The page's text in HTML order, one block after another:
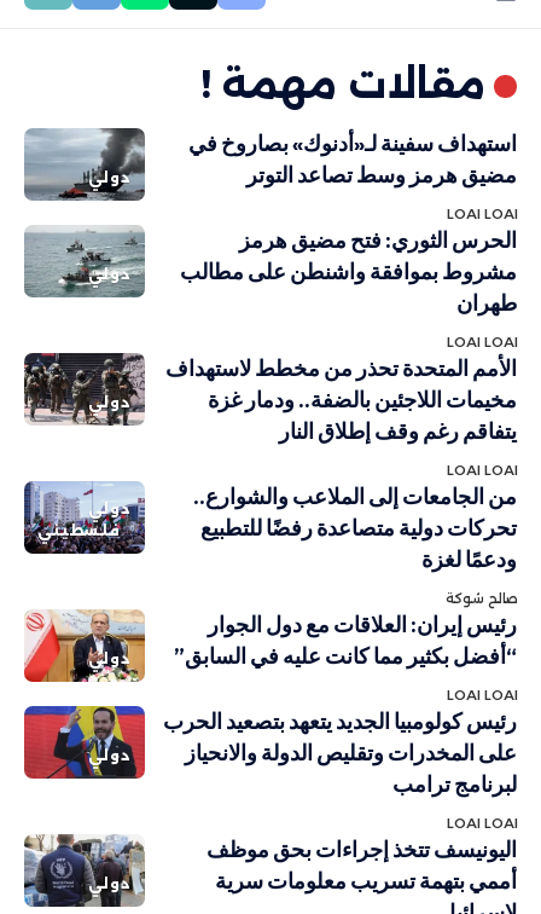
مقالات مهمة !
دولي
استهداف سفينة لـ«أدنوك» بصاروخ في
مضيق هرمز وسط تصاعد التوتر
LOAI LOAI
دولي
الحرس الثوري: فتح مضيق هرمز
مشروط بموافقة واشنطن على مطالب
طهران
LOAI LOAI
دولي
الأمم المتحدة تحذر من مخطط لاستهداف
مخيمات اللاجئين بالضفة.. ودمار غزة
يتفاقم رغم وقف إطلاق النار
LOAI LOAI
دولي
فلسطيني
من الجامعات إلى الملاعب والشوارع..
تحركات دولية متصاعدة رفضًا للتطبيع
ودعمًا لغزة
صالح شوكة
دولي
رئيس إيران: العلاقات مع دول الجوار
“أفضل بكثير مما كانت عليه في السابق”
LOAI LOAI
دولي
رئيس كولومبيا الجديد يتعهد بتصعيد الحرب
على المخدرات وتقليص الدولة والانحياز
لبرنامج ترامب
LOAI LOAI
دولي
اليونيسف تتخذ إجراءات بحق موظف
أممي بتهمة تسريب معلومات سرية